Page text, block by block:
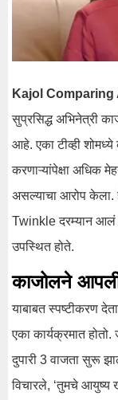
Kajol Comparing
सुप्रसिद्ध अभिनेत्री
आहे. एका टीव्ही
करणाऱ्यांपेक्षा अधिक
असल्याचा आरोप केला.
Twinkle दरम्यान आलं
उपस्थित होते.
काजोलने आपली
याबाबत स्पष्टीकरण
एका कार्यक्रमात
दुपारी 3 वाजता सुरू
विचारले, ‘तुमचे आयुष्य